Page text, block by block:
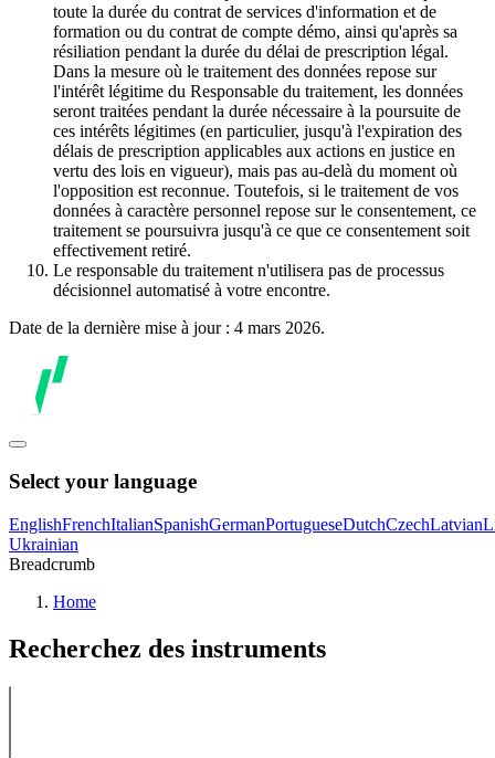
toute la durée du contrat de services d'information et de
formation ou du contrat de compte démo, ainsi qu'après sa
résiliation pendant la durée du délai de prescription légal.
Dans la mesure où le traitement des données repose sur
l'intérêt légitime du Responsable du traitement, les données
seront traitées pendant la durée nécessaire à la poursuite de
ces intérêts légitimes (en particulier, jusqu'à l'expiration des
délais de prescription applicables aux actions en justice en
vertu des lois en vigueur), mais pas au-delà du moment où
l'opposition est reconnue. Toutefois, si le traitement de vos
données à caractère personnel repose sur le consentement, ce
traitement se poursuivra jusqu'à ce que ce consentement soit
effectivement retiré.
Le responsable du traitement n'utilisera pas de processus
décisionnel automatisé à votre encontre.
Date de la dernière mise à jour : 4 mars 2026.
Select your language
EnglishFrenchItalianSpanishGermanPortugueseDutchCzechLatvian
Ukrainian
Breadcrumb
Home
Recherchez des instruments